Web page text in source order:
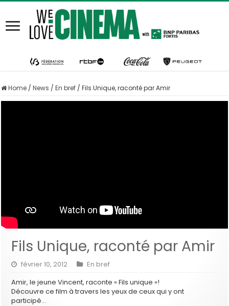
Home / News / En bref / Fils Unique, raconté par Amir
Fils Unique, raconté par Amir
février 10, 2012
En bref
Amir, le jeune Vincent, raconte « Fils unique »!
Découvre ce film à travers les yeux de ceux qui y ont
participé…